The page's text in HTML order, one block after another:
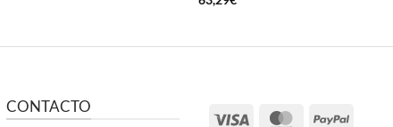
CONTACTO
Visa MasterCardPayPal